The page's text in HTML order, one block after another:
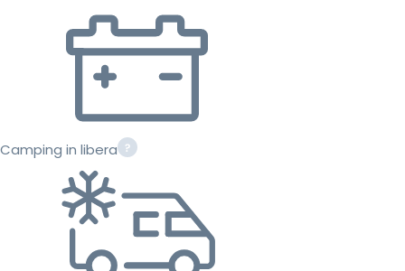
Camping in libera